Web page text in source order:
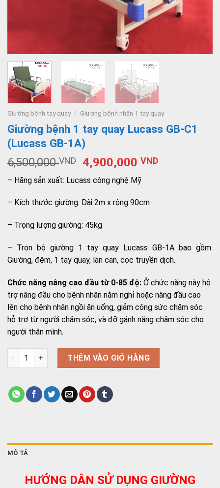
Giường bệnh tay quay / Giường bệnh nhân 1 tay quay
Giường bệnh 1 tay quay Lucass GB-C1
(Lucass GB-1A)
6,500,000VND 4,900,000VND
– Hãng sản xuất: Lucass công nghệ Mỹ
– Kích thước giường: Dài 2m x rộng 90cm
– Trọng lượng giường: 45kg
– Trọn bộ giường 1 tay quay Lucass GB-1A bao gồm:
Giường, đệm, 1 tay quay, lan can, cọc truyền dịch.
Chức năng nâng cao đầu từ 0-85 độ: Ở chức năng này hộ
trợ nâng đầu cho bệnh nhân nằm nghỉ hoặc nâng đầu cao
lên cho bệnh nhân ngồi ăn uống, giảm công sức chăm sóc
hỗ trợ từ người chăm sóc, và đỡ gánh nặng chăm sóc cho
người thân mình.
Giường bệnh 1 tay quay Lucass GB-C1 (Lucass GB-1A) số
THÊM VÀO GIỎ HÀNG
MÔ TẢ
HƯỚNG DẪN SỬ DỤNG GIƯỜNG